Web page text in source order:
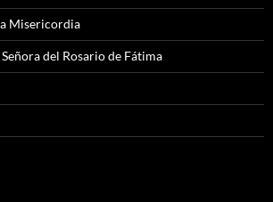
Misericordia
del Rosario de Fátima